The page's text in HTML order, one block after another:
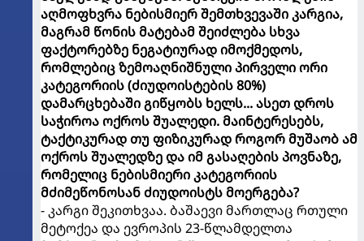
აღმოფხვრა ნებისმიერ შემთხვევაში კარგია,
მაგრამ წონის მატებამ შეიძლება სხვა
ფაქტორებზე ნეგატიურად იმოქმედოს,
რომლებიც ზემოაღნიშნული პირველი ორი
კატეგორიის (ძიუდოისტების 80%)
დამარცხებაში გიწყობს ხელს... ასეთ დროს
საჭიროა ოქროს შუალედი. მაინტერესებს,
ტაქტიკურად თუ ფიზიკურად როგორ მუშაობ ამ
ოქროს შუალედზე და იმ გასაღების პოვნაზე,
რომელიც ნებისმიერი კატეგორიის
მძიმეწონოსან ძიუდოისტს მოერგება?
- კარგი შეკითხვაა. ბაშაევი მართლაც რთული
მეტოქეა და ევროპის 23-წლამდელთა